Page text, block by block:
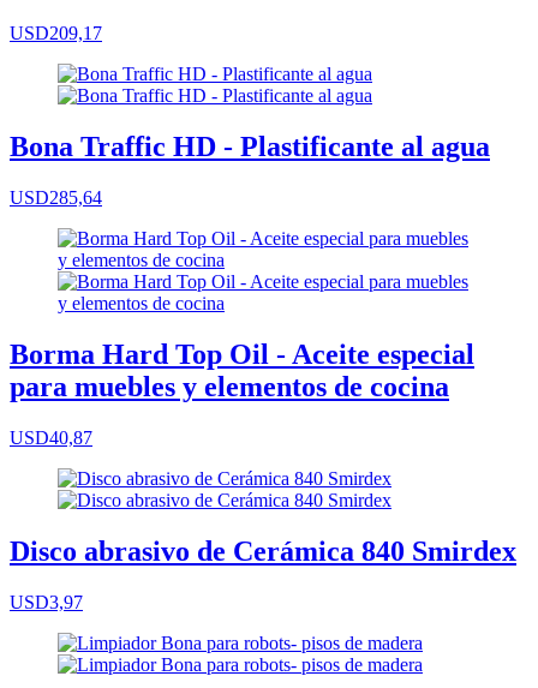
USD209,17
Bona Traffic HD - Plastificante al agua
USD285,64
Borma Hard Top Oil - Aceite especial
para muebles y elementos de cocina
USD40,87
Disco abrasivo de Cerámica 840 Smirdex
USD3,97